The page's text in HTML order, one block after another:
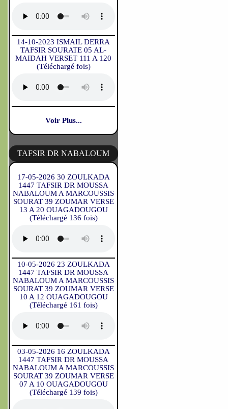
14-10-2023 ISMAIL DERRA
TAFSIR SOURATE 05 AL-
MAIDAH VERSET 111 A 120
(Téléchargé fois)
Voir Plus...
TAFSIR DR NABALOUM
17-05-2026 30 ZOULKADA
1447 TAFSIR DR MOUSSA
NABALOUM A MARCOUSSIS
SOURAT 39 ZOUMAR VERSE
13 A 20 OUAGADOUGOU
(Téléchargé 136 fois)
10-05-2026 23 ZOULKADA
1447 TAFSIR DR MOUSSA
NABALOUM A MARCOUSSIS
SOURAT 39 ZOUMAR VERSE
10 A 12 OUAGADOUGOU
(Téléchargé 161 fois)
03-05-2026 16 ZOULKADA
1447 TAFSIR DR MOUSSA
NABALOUM A MARCOUSSIS
SOURAT 39 ZOUMAR VERSE
07 A 10 OUAGADOUGOU
(Téléchargé 139 fois)